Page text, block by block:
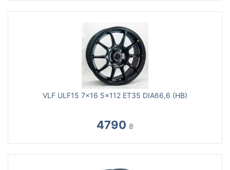
VLF ULF15 7x16 5x112 ET35 DIA66,6 (HB)
4790 ₴